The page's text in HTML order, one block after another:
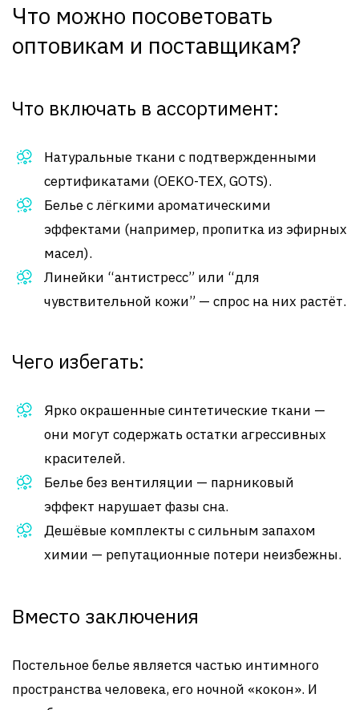
Что можно посоветовать
оптовикам и поставщикам?
Что включать в ассортимент:
Натуральные ткани с подтвержденными
сертификатами (OEKO-TEX, GOTS).
Белье с лёгкими ароматическими
эффектами (например, пропитка из эфирных
масел).
Линейки “антистресс” или “для
чувствительной кожи” — спрос на них растёт.
Чего избегать:
Ярко окрашенные синтетические ткани —
они могут содержать остатки агрессивных
красителей.
Белье без вентиляции — парниковый
эффект нарушает фазы сна.
Дешёвые комплекты с сильным запахом
химии — репутационные потери неизбежны.
Вместо заключения
Постельное белье является частью интимного
пространства человека, его ночной «кокон». И